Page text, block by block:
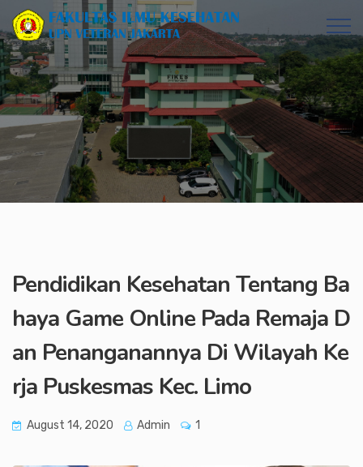
Pendidikan Kesehatan Tentang Ba
haya Game Online Pada Remaja D
an Penanganannya Di Wilayah Ke
rja Puskesmas Kec. Limo
August 14, 2020 Admin 1